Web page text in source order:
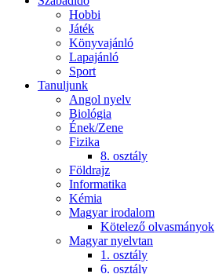
Hobbi
Játék
Könyvajánló
Lapajánló
Sport
Tanuljunk
Angol nyelv
Biológia
Ének/Zene
Fizika
8. osztály
Földrajz
Informatika
Kémia
Magyar irodalom
Kötelező olvasmányok
Magyar nyelvtan
1. osztály
6. osztály